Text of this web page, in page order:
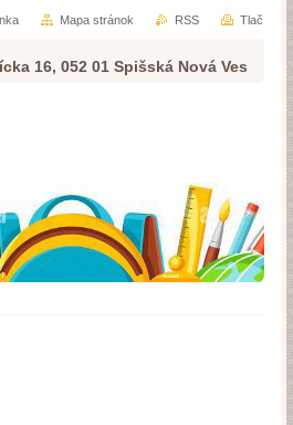
16, 052 01 Spišská Nová Ves
Mapa stránok RSS Tlač